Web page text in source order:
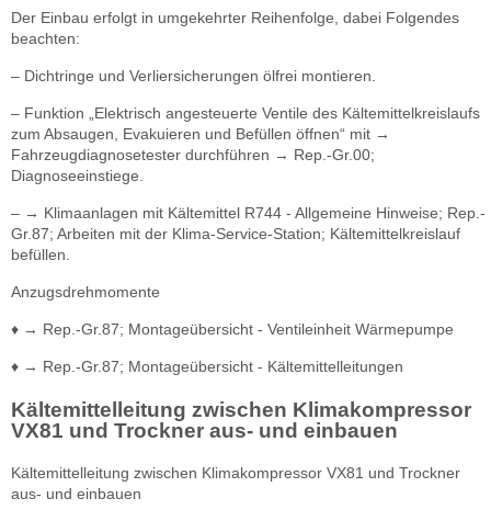
Der Einbau erfolgt in umgekehrter Reihenfolge, dabei Folgendes
beachten:
– Dichtringe und Verliersicherungen ölfrei montieren.
– Funktion „Elektrisch angesteuerte Ventile des Kältemittelkreislaufs
zum Absaugen, Evakuieren und Befüllen öffnen“ mit →
Fahrzeugdiagnosetester durchführen → Rep.-Gr.00;
Diagnoseeinstiege.
– → Klimaanlagen mit Kältemittel R744 - Allgemeine Hinweise; Rep.-
Gr.87; Arbeiten mit der Klima-Service-Station; Kältemittelkreislauf
befüllen.
Anzugsdrehmomente
♦ → Rep.-Gr.87; Montageübersicht - Ventileinheit Wärmepumpe
♦ → Rep.-Gr.87; Montageübersicht - Kältemittelleitungen
Kältemittelleitung zwischen Klimakompressor
VX81 und Trockner aus- und einbauen
Kältemittelleitung zwischen Klimakompressor VX81 und Trockner
aus- und einbauen